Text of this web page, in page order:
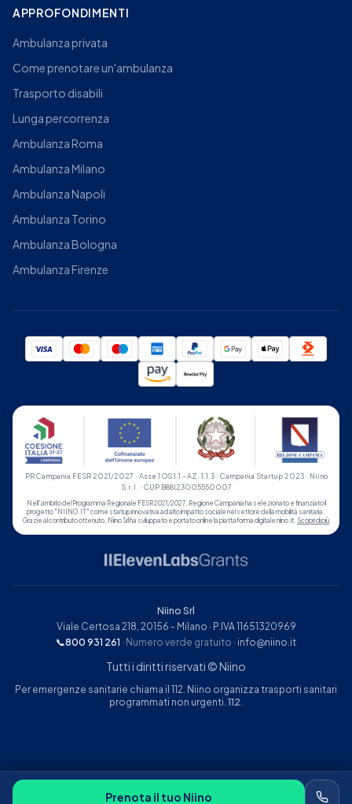
APPROFONDIMENTI
Ambulanza privata
Come prenotare un'ambulanza
Trasporto disabili
Lunga percorrenza
Ambulanza Roma
Ambulanza Milano
Ambulanza Napoli
Ambulanza Torino
Ambulanza Bologna
Ambulanza Firenze
PR Campania FESR 2021/2027 · Asse 1 OS 1.1 - AZ. 1.1.3 · Campania Startup 2023 · Niino
S.r.l. · CUP B88I23005550007
Nell'ambito del Programma Regionale FESR 2021/2027, Regione Campania ha selezionato e finanziato il
progetto "NIINO.IT" come startup innovativa ad alto impatto sociale nel settore della mobilità sanitaria.
Grazie al contributo ottenuto, Niino Srl ha sviluppato e portato online la piattaforma digitale niino.it. Scopri di più
Niino Srl
Viale Certosa 218, 20156 - Milano · P.IVA 11651320969
📞800 931 261 · Numero verde gratuito · info@niino.it
Tutti i diritti riservati © Niino
Per emergenze sanitarie chiama il 112. Niino organizza trasporti sanitari
programmati non urgenti. 112
Prenota il tuo Niino